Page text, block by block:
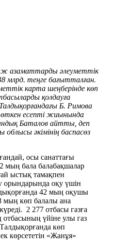
азаматтарды әлеуметтік
млрд. теңге бағытталған.
карта шеңберінде көп
қолдауға
Б. Римова
есепті жиынында
Баталов айтты, деп
әкімінің баспасөз
осы санаттағы
мың бала балабақшалар
ыстық тамақпен
орындарында оқу үшін
42 мың оқушы
мың көп балалы ана
2 277 отбасы газға
үйіне улы газ
көп
көрсететін «Жанұя»